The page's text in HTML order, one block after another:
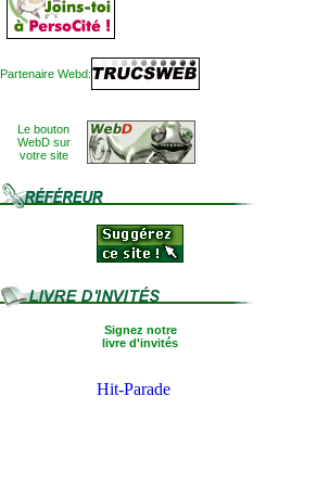
Partenaire Webd:
Le bouton
WebD sur
votre site
Signez notre
livre d'invités